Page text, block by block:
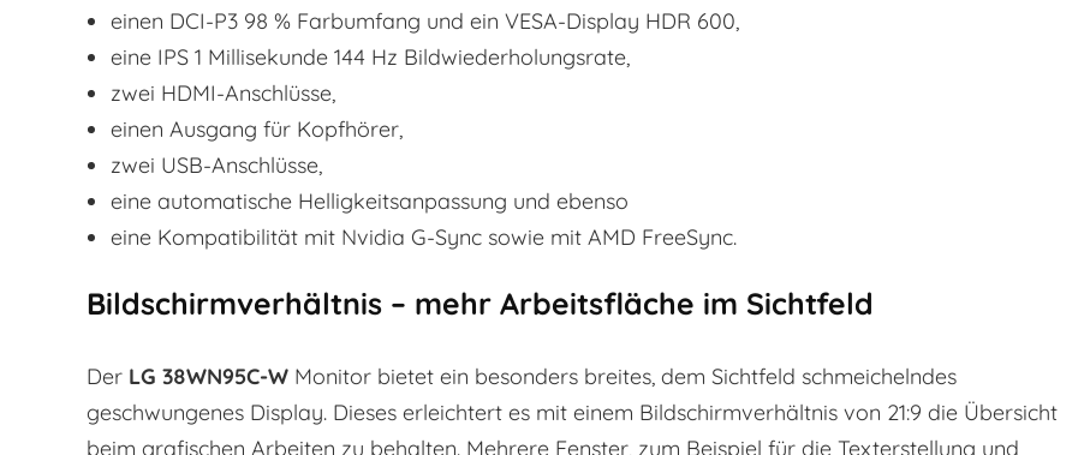
einen DCI-P3 98 % Farbumfang und ein VESA-Display HDR 600,
eine IPS 1 Millisekunde 144 Hz Bildwiederholungsrate,
zwei HDMI-Anschlüsse,
einen Ausgang für Kopfhörer,
zwei USB-Anschlüsse,
eine automatische Helligkeitsanpassung und ebenso
eine Kompatibilität mit Nvidia G-Sync sowie mit AMD FreeSync.
Bildschirmverhältnis – mehr Arbeitsfläche im Sichtfeld
Der LG 38WN95C-W Monitor bietet ein besonders breites, dem Sichtfeld schmeichelndes
geschwungenes Display. Dieses erleichtert es mit einem Bildschirmverhältnis von 21:9 die Übersicht
beim grafischen Arbeiten zu behalten. Mehrere Fenster, zum Beispiel für die Texterstellung und